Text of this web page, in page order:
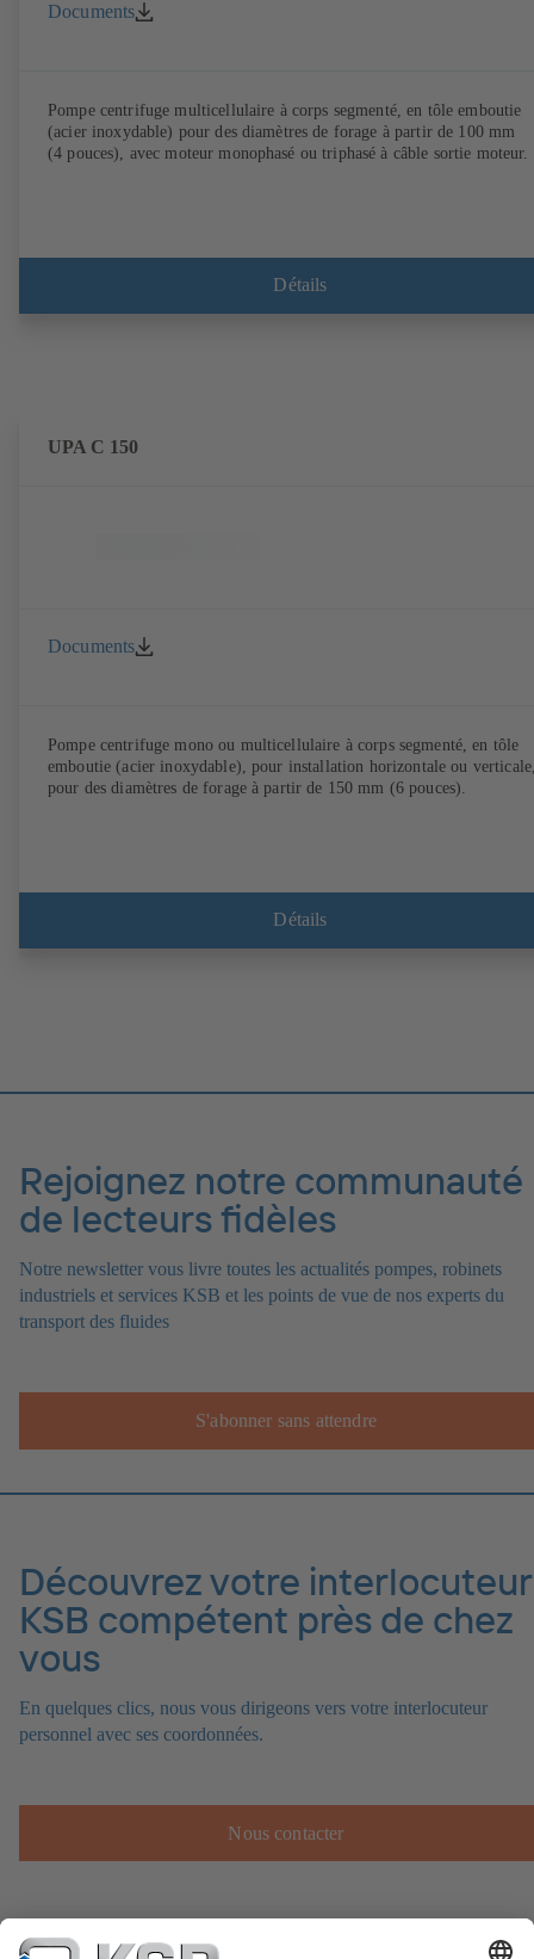
Documents
Pompe centrifuge multicellulaire à corps segmenté, en tôle emboutie
(acier inoxydable) pour des diamètres de forage à partir de 100 mm
(4 pouces), avec moteur monophasé ou triphasé à câble sortie moteur.
Détails
UPA C 150
Documents
Pompe centrifuge mono ou multicellulaire à corps segmenté, en tôle
emboutie (acier inoxydable), pour installation horizontale ou
pour des diamètres de forage à partir de 150 mm (6 pouces).
Détails
Rejoignez notre communauté
de lecteurs fidèles
Notre newsletter vous livre toutes les actualités pompes, robinets
industriels et services KSB et les points de vue de nos experts du
transport des fluides
S'abonner sans attendre
Découvrez votre interlocuteur
KSB compétent près de chez
vous
En quelques clics, nous vous dirigeons vers votre interlocuteur
personnel avec ses coordonnées.
Nous contacter